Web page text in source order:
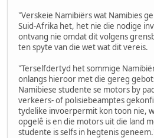
"Verskeie Namibiërs wat Namibies
Suid-Afrika het, het nie die nodige
ontvang nie omdat dit volgens
ten spyte van die wet wat dit vereis.
"Terselfdertyd het sommige
onlangs hieroor met die gereg
Namibiese studente se motors by
verkeers- of polisiebeamptes
tydelike invoerpermit kon toon nie,
opgelê is en die motors uit die land
studente is selfs in hegtenis